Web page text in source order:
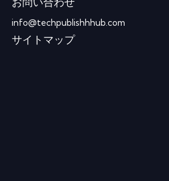
お問い合わせ
info@techpublishhhub.com
サイトマップ